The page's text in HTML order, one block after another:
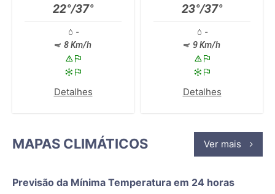
22°/37°
-
8 Km/h
Detalhes
23°/37°
-
9 Km/h
Detalhes
MAPAS CLIMÁTICOS Ver mais
Previsão da Mínima Temperatura em 24 horas